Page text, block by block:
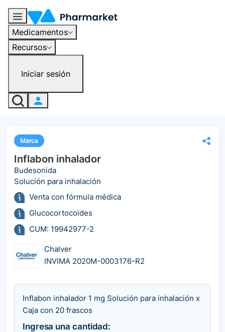
Medicamentos
Recursos
Iniciar sesión
Marca
Inflabon inhalador
Budesonida
Solución para inhalación
Venta con fórmula médica
Glucocortocoides
CUM: 19942977-2
Chalver
INVIMA 2020M-0003176-R2
Inflabon inhalador 1 mg Solución para inhalación x
Caja con 20 frascos
Ingresa una cantidad: